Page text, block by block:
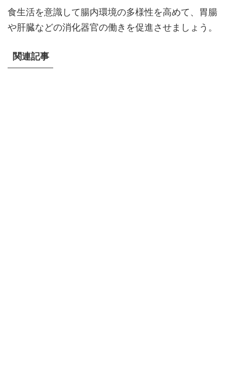
食生活を意識して腸内環境の多様性を高めて、胃腸
や肝臓などの消化器官の働きを促進させましょう。
関連記事